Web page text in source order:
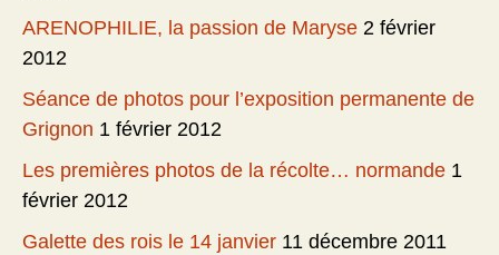
ARENOPHILIE, la passion de Maryse 2 février
2012
Séance de photos pour l’exposition permanente de
Grignon 1 février 2012
Les premières photos de la récolte… normande 1
février 2012
Galette des rois le 14 janvier 11 décembre 2011